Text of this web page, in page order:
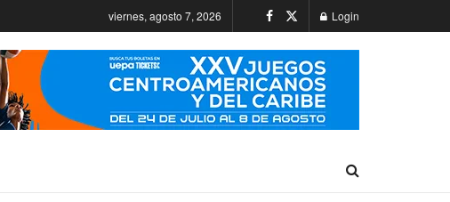
viernes, agosto 7, 2026 Login